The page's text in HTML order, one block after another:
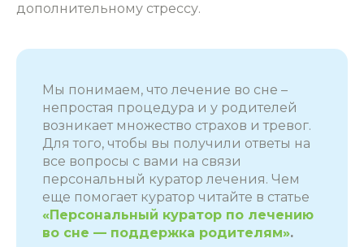
дополнительному стрессу.
Мы понимаем, что лечение во сне –
непростая процедура и у родителей
возникает множество страхов и тревог.
Для того, чтобы вы получили ответы на
все вопросы с вами на связи
персональный куратор лечения. Чем
еще помогает куратор читайте в статье
«Персональный куратор по лечению
во сне — поддержка родителям».